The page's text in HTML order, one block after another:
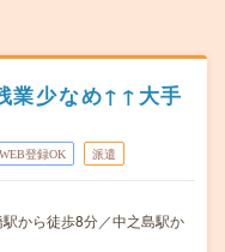
業少なめ↑↑大手
WEB登録OK 派遣
から徒歩8分／中之島駅か